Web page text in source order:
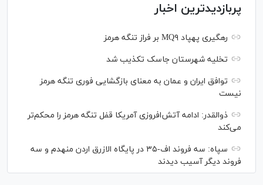
پربازدیدترین اخبار
رهگیری پهپاد MQ۹ بر فراز تنگه هرمز
تخلیه شهرستان جاسک تکذیب شد
توافق ایران و عمان به معنای بازگشایی فوری تنگه هرمز
نیست
ذوالقدر: ادامه آتش‌افروزی آمریکا قفل تنگه هرمز را محکم‌تر
می‌کند
سپاه: سه فروند اف-۳۵ در پایگاه الازرق اردن منهدم و سه
فروند دیگر آسیب دیدند